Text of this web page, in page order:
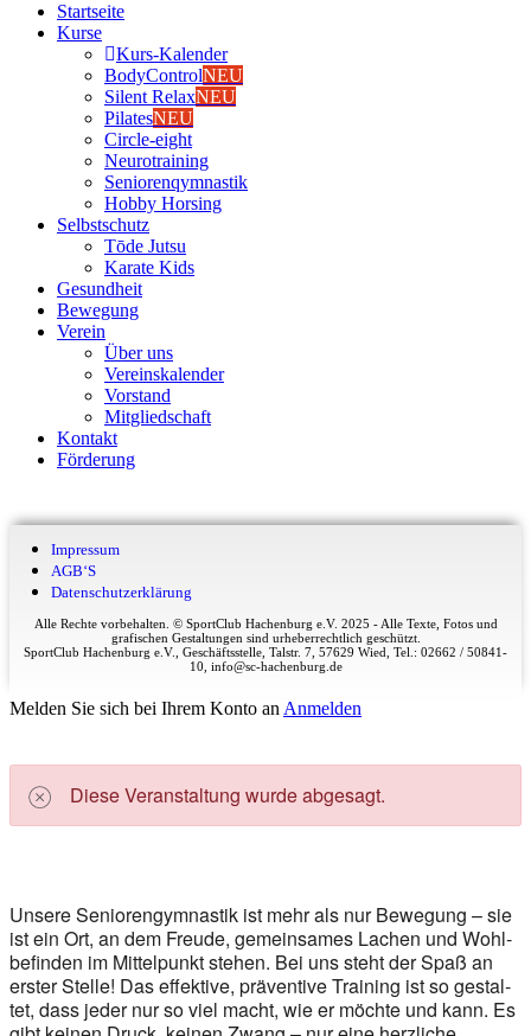
Start­sei­te
Kur­se
Kurs-Kalen­­der
Body­Con­trolNEU
Silent RelaxNEU
Pila­tesNEU
Cir­cle-eight
Neu­ro­trai­ning
Senio­ren­qym­nas­tik
Hob­by Hor­sing
Selbst­schutz
Tōde Jutsu
Kara­te Kids
Gesund­heit
Bewe­gung
Ver­ein
Über uns
Ver­einska­len­der
Vor­stand
Mit­glied­schaft
Kon­takt
För­de­rung
Impres­sum
AGB‘S
Daten­schutz­er­klä­rung
Alle Rechte vorbehalten. © SportClub Hachenburg e.V. 2025 - Alle Texte, Fotos und
grafischen Gestaltungen sind urheberrechtlich geschützt.
SportClub Hachenburg e.V., Geschäftsstelle, Talstr. 7, 57629 Wied, Tel.: 02662 / 50841-
10, info@sc-hachenburg.de
Melden Sie sich bei Ihrem Konto an Anmelden
Die­se Ver­an­stal­tung wur­de abge­sagt.
Unse­re Senio­ren­gym­nas­tik ist mehr als nur Bewe­gung – sie
ist ein Ort, an dem Freu­de, gemein­sa­mes Lachen und Wohl­
be­fin­den im Mit­tel­punkt ste­hen. Bei uns steht der Spaß an
ers­ter Stel­le! Das effek­ti­ve, prä­ven­ti­ve Trai­ning ist so gestal­
tet, dass jeder nur so viel macht, wie er möch­te und kann. Es